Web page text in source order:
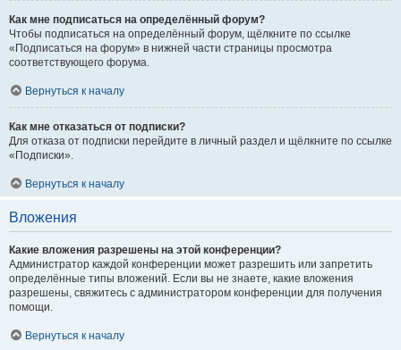
Как мне подписаться на определённый форум?
Чтобы подписаться на определённый форум, щёлкните по ссылке
«Подписаться на форум» в нижней части страницы просмотра
соответствующего форума.
Вернуться к началу
Как мне отказаться от подписки?
Для отказа от подписки перейдите в личный раздел и щёлкните по ссылке
«Подписки».
Вернуться к началу
Вложения
Какие вложения разрешены на этой конференции?
Администратор каждой конференции может разрешить или запретить
определённые типы вложений. Если вы не знаете, какие вложения
разрешены, свяжитесь с администратором конференции для получения
помощи.
Вернуться к началу